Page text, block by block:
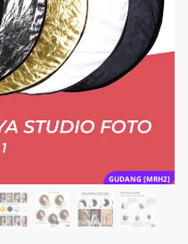
GUDANG [MRH2]